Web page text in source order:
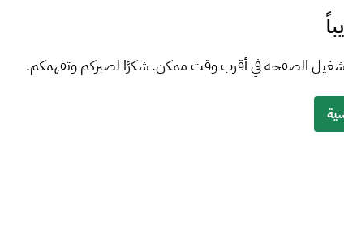
الصفحة في أقرب وقت ممكن. شكرًا لصبركم وتفهمكم.